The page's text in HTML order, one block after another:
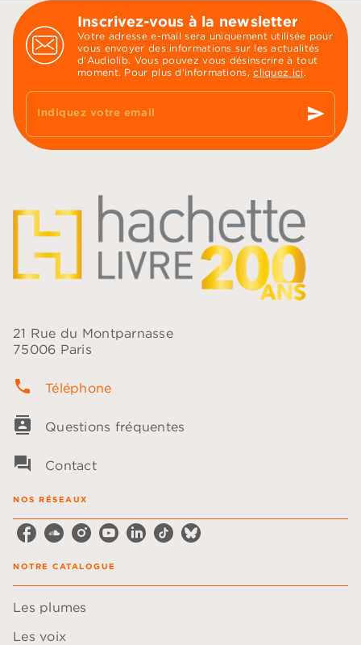
Inscrivez-vous à la newsletter
Votre adresse e-mail sera uniquement utilisée pour
vous envoyer des informations sur les actualités
d'Audiolib. Vous pouvez vous désinscrire à tout
moment. Pour plus d’informations,cliquez ici .
Indiquez votre email send
21 Rue du Montparnasse
75006 Paris
phone Téléphone
contacts Questions fréquentes
question_answer Contact
NOS RÉSEAUX
NOTRE CATALOGUE
Les plumes
Les voix